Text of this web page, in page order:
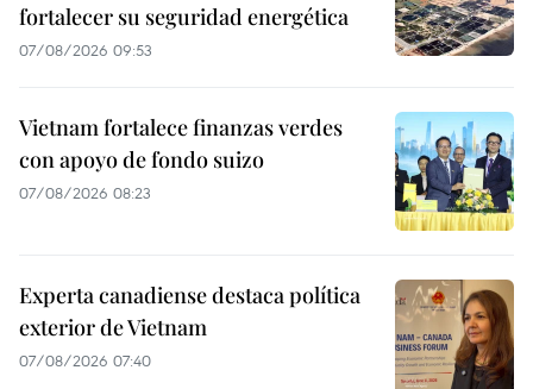
fortalecer su seguridad energética
07/08/2026 09:53
Vietnam fortalece finanzas verdes
con apoyo de fondo suizo
07/08/2026 08:23
Experta canadiense destaca política
exterior de Vietnam
07/08/2026 07:40